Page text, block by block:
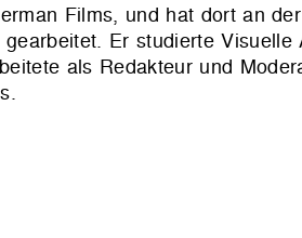
Films, und hat dort an
Er studierte
als Redakteur und